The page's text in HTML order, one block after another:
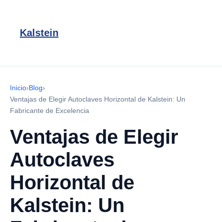
Kalstein
Inicio›Blog›
Ventajas de Elegir Autoclaves Horizontal de Kalstein: Un
Fabricante de Excelencia
Ventajas de Elegir
Autoclaves
Horizontal de
Kalstein: Un